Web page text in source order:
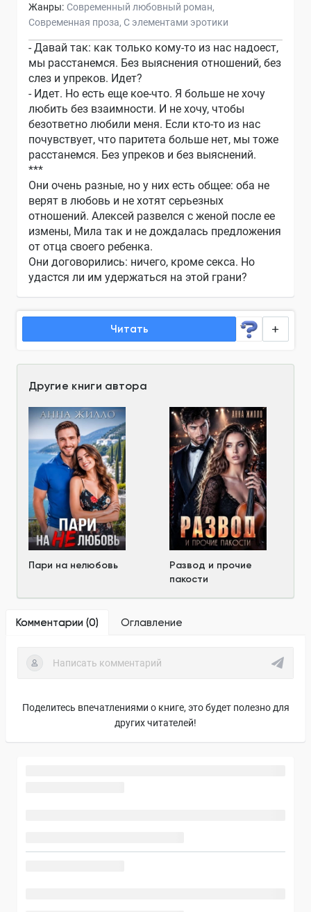
Жанры: Современный любовный роман
Современная проза С элементами эротики
- Давай так: как только кому-то из нас надоест,
мы расстанемся. Без выяснения отношений, без
слез и упреков. Идет?
- Идет. Но есть еще кое-что. Я больше не хочу
любить без взаимности. И не хочу, чтобы
безответно любили меня. Если кто-то из нас
почувствует, что паритета больше нет, мы тоже
расстанемся. Без упреков и без выяснений.
***
Они очень разные, но у них есть общее: оба не
верят в любовь и не хотят серьезных
отношений. Алексей развелся с женой после ее
измены, Мила так и не дождалась предложения
от отца своего ребенка.
Они договорились: ничего, кроме секса. Но
удастся ли им удержаться на этой грани?
Читать
Другие книги автора
Пари на нелюбовь
Развод и прочие
пакости
Комментарии (0) Оглавление
Поделитесь впечатлениями о книге, это будет полезно для
других читателей!